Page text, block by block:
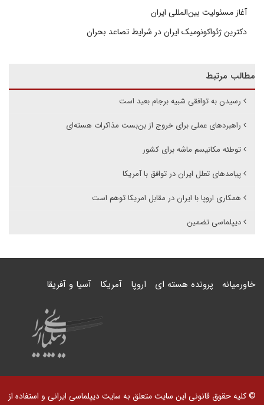
آغاز مسئولیت بین‌المللی ایران
دکترین ژئواکونومیک ایران در شرایط تصاعد بحران
مطالب مرتبط
رسیدن به توافقی شبیه برجام بعید است
راهبردهای عملی برای خروج از بن‌بست مذاکرات هسته‌ای
توطئه مکانیسم ماشه برای کشور
پیامدهای تعلل ایران در توافق با آمریکا
همکاری اروپا با ایران در مقابل امریکا توهم است
دیپلماسی تضمین
خاورمیانه پرونده هسته ای اروپا آمریکا آسیا و آفریقا
© کلیه حقوق قانونی این سایت متعلق به سایت دیپلماسی ایرانی و استفاده از